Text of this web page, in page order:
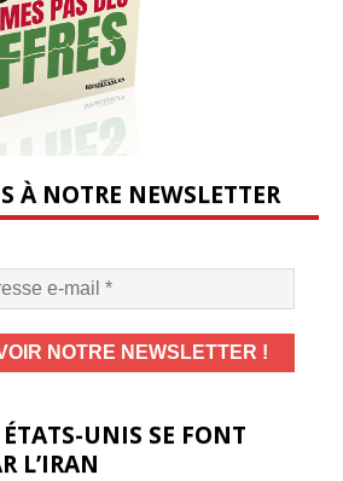
À NOTRE NEWSLETTER
UNIS SE FONT
L’IRAN